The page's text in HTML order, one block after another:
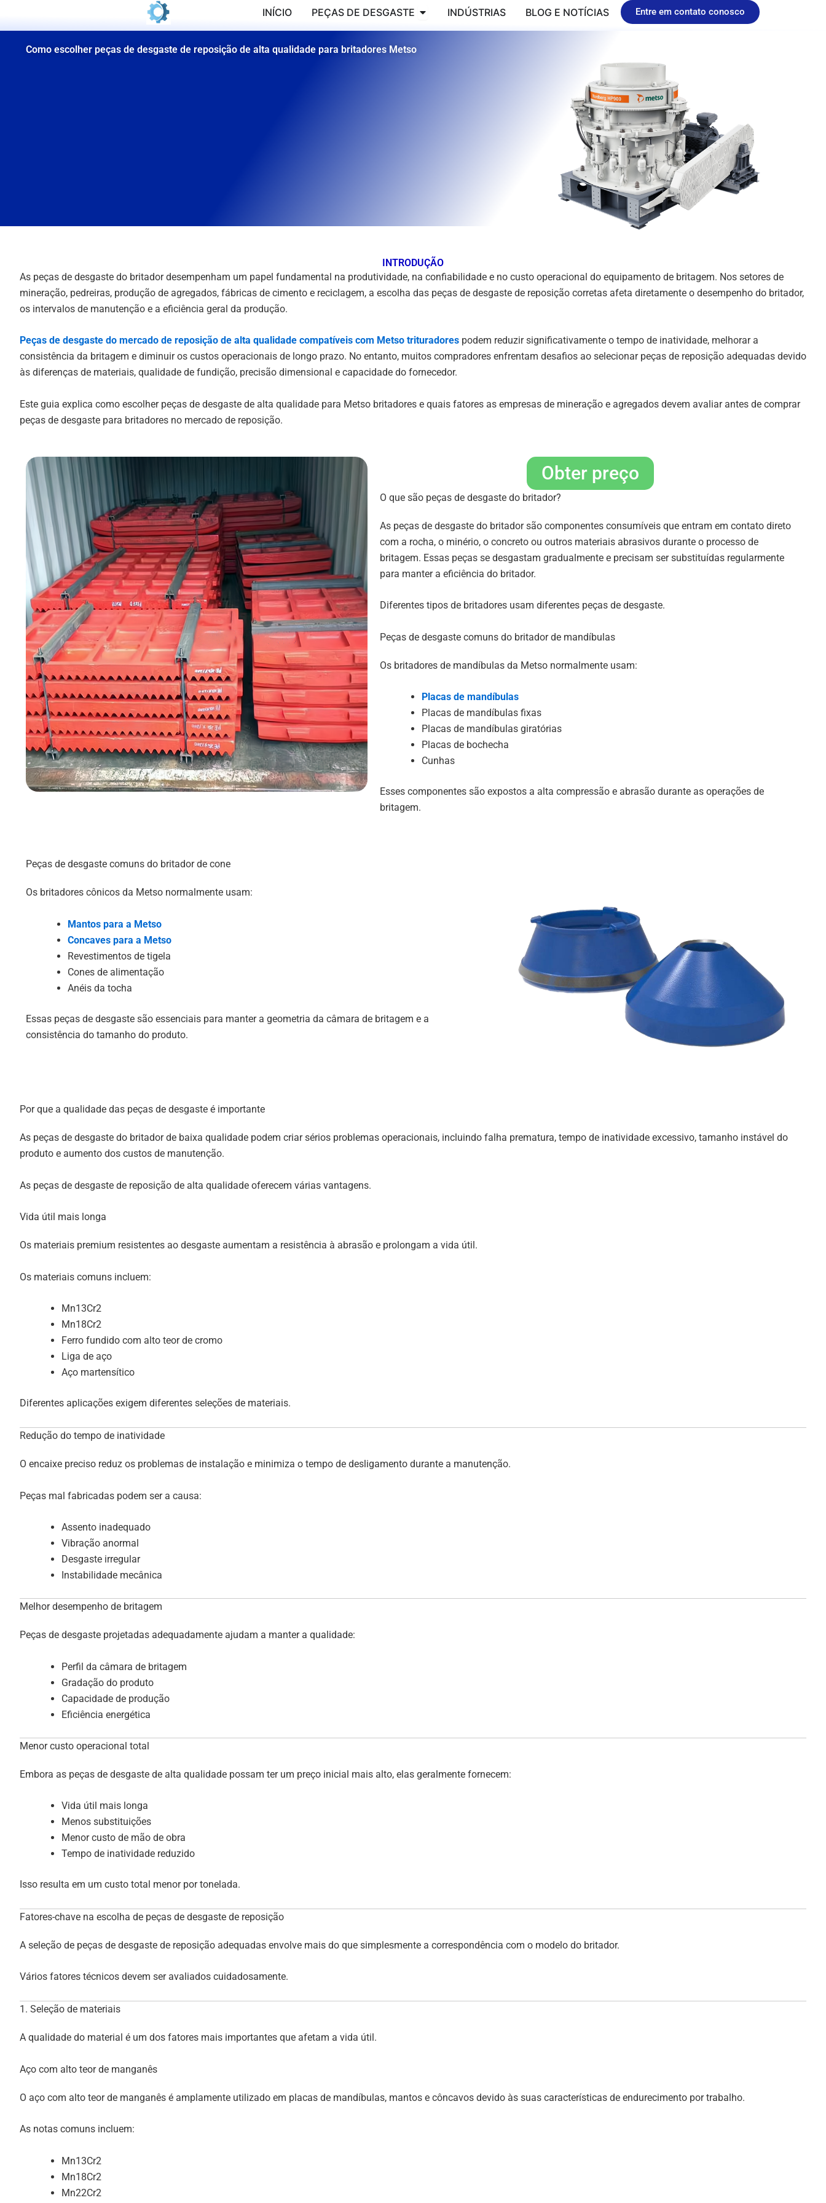
conteúdo
INÍCIO PEÇAS DE DESGASTE Abierto WEAR PARTS
INDÚSTRIAS BLOG E NOTÍCIAS Entre em contato conosco
Como escolher peças de desgaste de reposição de alta qualidade para britadores Metso
INTRODUÇÃO
As peças de desgaste do britador desempenham um papel fundamental na produtividade, na confiabilidade e no custo operacional do equipamento de britagem. Nos setores de
mineração, pedreiras, produção de agregados, fábricas de cimento e reciclagem, a escolha das peças de desgaste de reposição corretas afeta diretamente o desempenho do britador,
os intervalos de manutenção e a eficiência geral da produção.
Peças de desgaste do mercado de reposição de alta qualidade compatíveis com Metso trituradores podem reduzir significativamente o tempo de inatividade, melhorar a
consistência da britagem e diminuir os custos operacionais de longo prazo. No entanto, muitos compradores enfrentam desafios ao selecionar peças de reposição adequadas devido
às diferenças de materiais, qualidade de fundição, precisão dimensional e capacidade do fornecedor.
Este guia explica como escolher peças de desgaste de alta qualidade para Metso britadores e quais fatores as empresas de mineração e agregados devem avaliar antes de comprar
peças de desgaste para britadores no mercado de reposição.
Obter preço
O que são peças de desgaste do britador?
As peças de desgaste do britador são componentes consumíveis que entram em contato direto
com a rocha, o minério, o concreto ou outros materiais abrasivos durante o processo de
britagem. Essas peças se desgastam gradualmente e precisam ser substituídas regularmente
para manter a eficiência do britador.
Diferentes tipos de britadores usam diferentes peças de desgaste.
Peças de desgaste comuns do britador de mandíbulas
Os britadores de mandíbulas da Metso normalmente usam:
Placas de mandíbulas
Placas de mandíbulas fixas
Placas de mandíbulas giratórias
Placas de bochecha
Cunhas
Esses componentes são expostos a alta compressão e abrasão durante as operações de
britagem.
Peças de desgaste comuns do britador de cone
Os britadores cônicos da Metso normalmente usam:
Mantos para a Metso
Concaves para a Metso
Revestimentos de tigela
Cones de alimentação
Anéis da tocha
Essas peças de desgaste são essenciais para manter a geometria da câmara de britagem e a
consistência do tamanho do produto.
Por que a qualidade das peças de desgaste é importante
As peças de desgaste do britador de baixa qualidade podem criar sérios problemas operacionais, incluindo falha prematura, tempo de inatividade excessivo, tamanho instável do
produto e aumento dos custos de manutenção.
As peças de desgaste de reposição de alta qualidade oferecem várias vantagens.
Vida útil mais longa
Os materiais premium resistentes ao desgaste aumentam a resistência à abrasão e prolongam a vida útil.
Os materiais comuns incluem:
Mn13Cr2
Mn18Cr2
Ferro fundido com alto teor de cromo
Liga de aço
Aço martensítico
Diferentes aplicações exigem diferentes seleções de materiais.
Redução do tempo de inatividade
O encaixe preciso reduz os problemas de instalação e minimiza o tempo de desligamento durante a manutenção.
Peças mal fabricadas podem ser a causa:
Assento inadequado
Vibração anormal
Desgaste irregular
Instabilidade mecânica
Melhor desempenho de britagem
Peças de desgaste projetadas adequadamente ajudam a manter a qualidade:
Perfil da câmara de britagem
Gradação do produto
Capacidade de produção
Eficiência energética
Menor custo operacional total
Embora as peças de desgaste de alta qualidade possam ter um preço inicial mais alto, elas geralmente fornecem:
Vida útil mais longa
Menos substituições
Menor custo de mão de obra
Tempo de inatividade reduzido
Isso resulta em um custo total menor por tonelada.
Fatores-chave na escolha de peças de desgaste de reposição
A seleção de peças de desgaste de reposição adequadas envolve mais do que simplesmente a correspondência com o modelo do britador.
Vários fatores técnicos devem ser avaliados cuidadosamente.
1. Seleção de materiais
A qualidade do material é um dos fatores mais importantes que afetam a vida útil.
Aço com alto teor de manganês
O aço com alto teor de manganês é amplamente utilizado em placas de mandíbulas, mantos e côncavos devido às suas características de endurecimento por trabalho.
As notas comuns incluem:
Mn13Cr2
Mn18Cr2
Mn22Cr2